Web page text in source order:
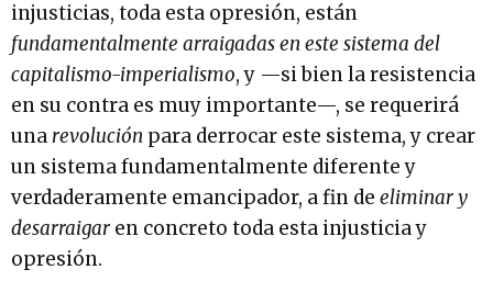
injusticias, toda esta opresión, están
fundamentalmente arraigadas en este sistema del
capitalismo-imperialismo, y —si bien la resistencia
en su contra es muy importante—, se requerirá
una revolución para derrocar este sistema, y crear
un sistema fundamentalmente diferente y
verdaderamente emancipador, a fin de eliminar y
desarraigar en concreto toda esta injusticia y
opresión.